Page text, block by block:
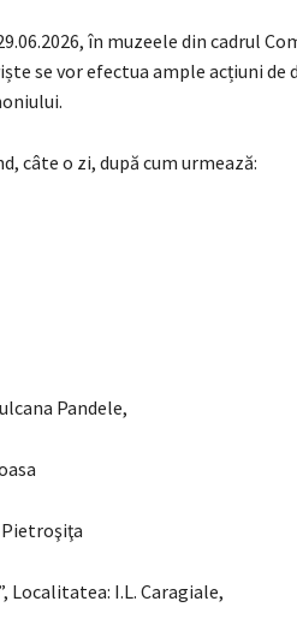
în muzeele din cadrul
se vor efectua ample acțiuni de
câte o zi, după cum urmează:
Pandele,
Localitatea: I.L. Caragiale,